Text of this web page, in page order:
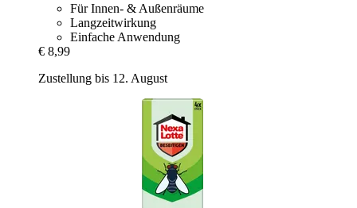
Für Innen- & Außenräume
Langzeitwirkung
Einfache Anwendung
€ 8,99
Zustellung bis 12. August